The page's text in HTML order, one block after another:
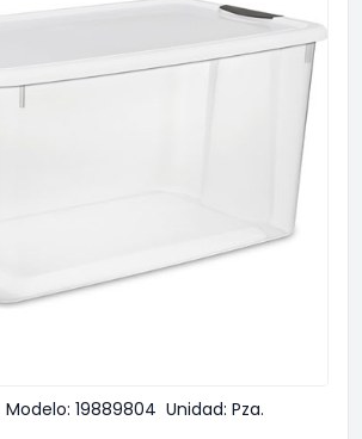
Modelo: 19889804 Unidad: Pza.